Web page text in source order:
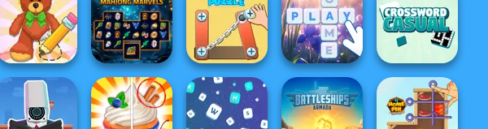
Cryptogram:
Word Brain
Puzzle
Power Light
Parking Jam
Cut the Rope
Braindom 2:
Who is Lying?
Casual
Nuts & Bolts
Sorcerer
Wipe Insight